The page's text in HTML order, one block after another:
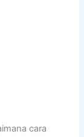
cara